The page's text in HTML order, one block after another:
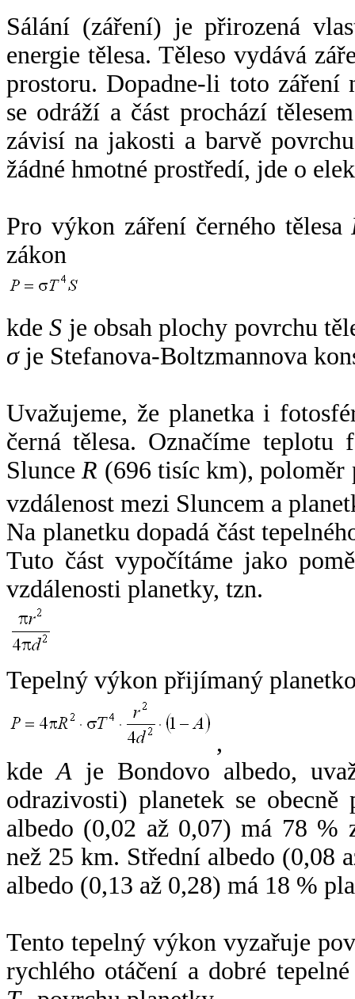
Sálání (záření) je přirozená
energie tělesa. Těleso vydává
prostoru. Dopadne-li toto záření
se odráží a část prochází
závisí na jakosti a barvě
žádné hmotné prostředí, jde o
Pro výkon záření černého tělesa
zákon
kdeS je obsah plochy povrchu
σje Stefanova-Boltzmannova
Uvažujeme, že planetka i
černá tělesa. Označíme
SlunceR (696 tisíc km),
vzdálenost mezi Sluncem a
Na planetku dopadá část
Tuto část vypočítáme jako
vzdálenosti planetky, tzn.
Tepelný výkon přijímaný
,
kdeA je Bondovo albedo,
odrazivosti) planetek se
albedo (0,02 až 0,07) má 78 %
než 25 km. Střední albedo (0,08
albedo (0,13 až 0,28) má 18 %
Tento tepelný výkon vyzařuje
rychlého otáčení a dobré